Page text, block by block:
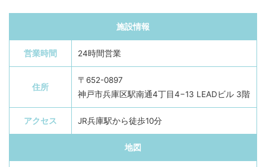
施設情報
営業時間 24時間営業
住所
〒652-0897
神戸市兵庫区駅南通4丁目4−13 LEADビル 3階
アクセス JR兵庫駅から徒歩10分
地図